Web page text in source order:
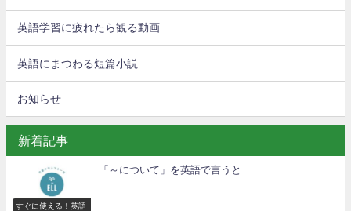
英語学習に疲れたら観る動画
英語にまつわる短篇小説
お知らせ
新着記事
すぐに使える！英語
「～について」を英語で言うと